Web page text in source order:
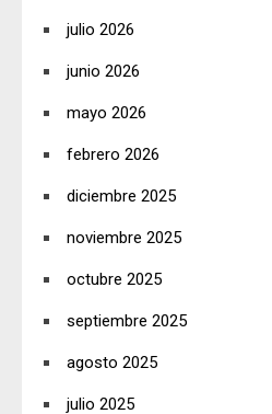
julio 2026
junio 2026
mayo 2026
febrero 2026
diciembre 2025
noviembre 2025
octubre 2025
septiembre 2025
agosto 2025
julio 2025